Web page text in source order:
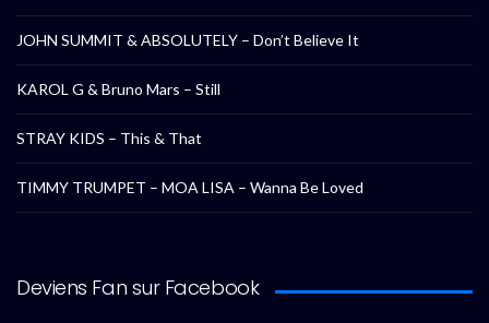
JOHN SUMMIT & ABSOLUTELY – Don’t Believe It
KAROL G & Bruno Mars – Still
STRAY KIDS – This & That
TIMMY TRUMPET – MOA LISA – Wanna Be Loved
Deviens Fan sur Facebook